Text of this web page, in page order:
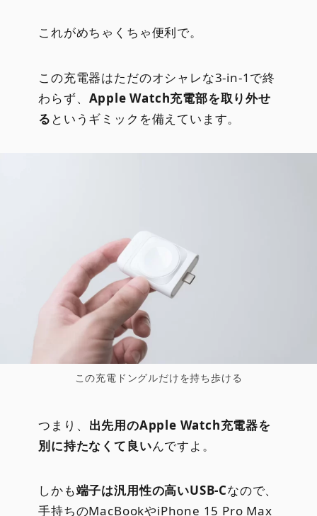
これがめちゃくちゃ便利で。
この充電器はただのオシャレな3-in-1で終
わらず、 Apple Watch充電部を取り外せ
る というギミックを備えています。
この充電ドングルだけを持ち歩ける
つまり、 出先用のApple Watch充電器を
別に持たなくて良いんですよ。
しかも端子は汎用性の高いUSB-Cなので、
手持ちのMacBookやiPhone 15 Pro Max